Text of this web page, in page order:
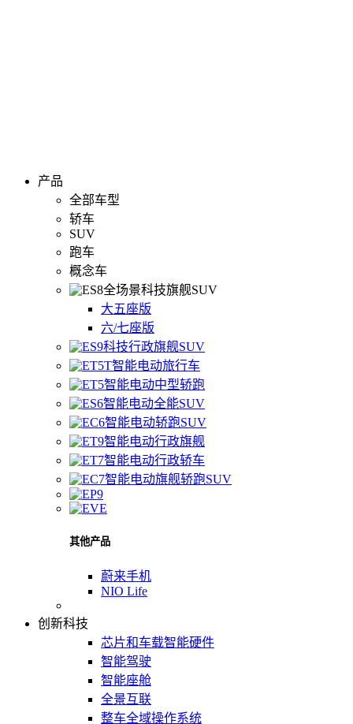
产品
全部车型
轿车
SUV
跑车
概念车
全场景科技旗舰SUV
大五座版
六/七座版
科技行政旗舰SUV
智能电动旅行车
智能电动中型轿跑
智能电动全能SUV
智能电动轿跑SUV
智能电动行政旗舰
智能电动行政轿车
智能电动旗舰轿跑SUV
其他产品
蔚来手机
NIO Life
创新科技
芯片和车载智能硬件
智能驾驶
智能座舱
全景互联
整车全域操作系统